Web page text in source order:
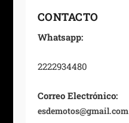
CONTACTO
Whatsapp:
2222934480
Correo Electrónico:
esdemotos@gmail.com